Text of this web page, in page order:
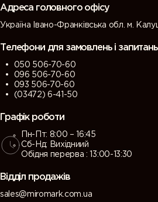
Адреса головного офісу
Україна Івано-Франківська обл. м.
Телефони для замовлень і запитань
050 506-70-60
096 506-70-60
093 506-70-60
(03472) 6-41-50
Графік роботи
Пн-Пт: 8:00 – 16:45
Сб-Нд: Вихідниий
Обідня перерва : 13:00-13:30
Відділ продажів
sales@miromark.com.ua